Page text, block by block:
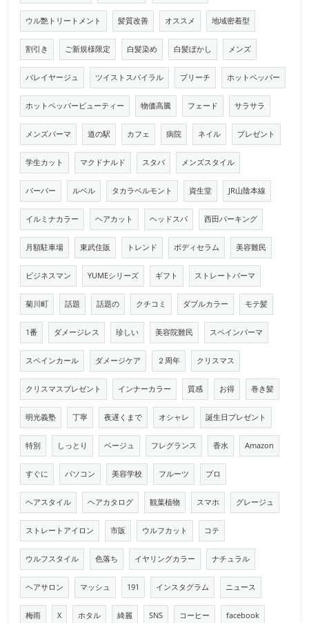
ウル艶トリートメント 髪質改善 オススメ 地域密着型
割引き ご新規様限定 白髪染め 白髪ぼかし メンズ
バレイヤージュ ツイストスパイラル ブリーチ ホットペッパー
ホットペッパービューティー 物価高騰 フェード サラサラ
メンズパーマ 道の駅 カフェ 病院 ネイル プレゼント
学生カット マクドナルド スタバ メンズスタイル
バーバー ルベル タカラベルモント 資生堂 JR山陰本線
イルミナカラー ヘアカット ヘッドスパ 西田パーキング
月額駐車場 東武住販 トレンド ボディセラム 美容難民
ビジネスマン YUMEシリーズ ギフト ストレートパーマ
菊川町 話題 話題の クチコミ ダブルカラー モテ髪
1番 ダメージレス 珍しい 美容院難民 スペインパーマ
スペインカール ダメージケア ２周年 クリスマス
クリスマスプレゼント インナーカラー 質感 お得 巻き髪
明光義塾 丁寧 夜遅くまで オシャレ 誕生日プレゼント
特別 しっとり ベージュ フレグランス 香水 Amazon
すぐに パソコン 美容学校 フルーツ プロ
ヘアスタイル ヘアカタログ 観葉植物 スマホ グレージュ
ストレートアイロン 市販 ウルフカット コテ
ウルフスタイル 色落ち イヤリングカラー ナチュラル
ヘアサロン マッシュ 191 インスタグラム ニュース
梅雨 X ホタル 綺麗 SNS コーヒー facebook